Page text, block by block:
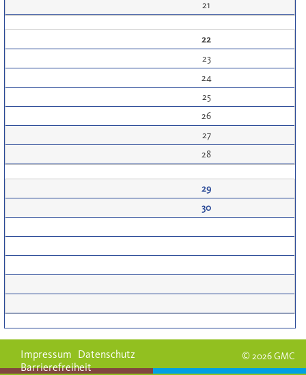
21
22
23
24
25
26
27
28
29
30
© 2026 GMC
Impressum Datenschutz
Barrierefreiheit